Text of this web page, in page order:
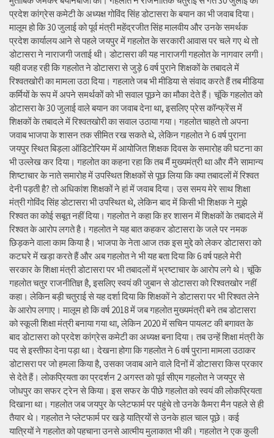
प्रदेश कांग्रेस कमेटी के अध्यक्ष गोविंद सिंह डोटासरा के बयान का भी जवाब दिया।
मालूम हो कि 30 जुलाई को पूर्व मंत्री महेंद्रजीत सिंह मालवीय और उनके समर्थक
प्रदेश कार्यालय आने से पहले जयपुर में गहलोत के सरकारी आवास पर चले गए थे तो
डोटासरा ने नाराजगी जताई थी। डोटासरा की यह नाराजगी गहलोत के नागवार लगी।
यही वजह रही कि गहलोत ने डोटासरा से जुड़े 6 वर्ष पुराने शिक्षकों के तबादले में
रिश्वतखोरी का मामला उठा दिया। गहलाते जब भी मीडिया से संवाद करते हैं तब मीडिया
कर्मियों के रूप में अपने समर्थकों को भी सवाल पूछने का मौका देते हैं। चूंकि गहलोत को
डोटासरा के 30 जुलाई वाले बयान का जवाब देना था, इसलिए प्रेस कॉन्फ्रेंस में
शिक्षकों के तबादले में रिश्वतखोरी का सवाल उठाया गया। गहलोत चाहते तो अपना
जवाब भाजपा के शासन तक सीमित रख सकते थे, लेकिन गहलोत ने 6 वर्ष पुराना
जयपुर स्थित बिड़ला ऑडिटोरियम में आयोजित शिक्षक दिवस के समारोह की घटना का
भी उल्लेख कर दिया। गहलोत का कहना रहा कि तब मैं मुख्यमंत्री था और मैंने सामान्य
शिष्टाचार के नाते समारोह में उपस्थित शिक्षकों से पूछ लिया कि क्या तबादलों में रिश्वत
देनी पड़ती है? तो अधिकांश शिक्षकों ने हां में जवाब दिया। उस समय मेरे साथ शिक्षा
मंत्री गोविंद सिंह डोटासरा भी उपस्थित थे, लेकिन बाद में किसी भी शिक्षक ने मुझे
रिश्वत का कोई सबूत नहीं दिया। गहलोत ने कहा कि हर शासन में शिक्षकों के तबादले में
रिश्वत के आरोप लगते है। गहलोत ने यह बात कहकर डोटासरा के जले पर नमक
छिड़कने वाला काम किया है। भाजपा के नेता आज तक इस मुद्दे को लेकर डोटासरा को
कटघरे में खड़ा करते हैं और अब गहलोत ने भी यह बता दिया कि 6 वर्ष पहले मेरी
सरकार के शिक्षा मंत्री डोटासरा पर भी तबादलों में भ्रष्टाचार के आरोप लगे थे। चूंकि
गहलोत चतुर राजनीतिज्ञ है, इसलिए स्वयं की जुबान से डोटासरा को रिश्वतखोर नहीं
कहा। लेकिन बड़ी चतुराई से यह दर्शा दिया कि शिक्षकों ने डोटासरा पर भी रिश्वत लेने
के आरोप लगाए। मालूम हो कि वर्ष 2018 में जब गहलोत मुख्यमंत्री बने तब डोटासरा
को स्कूली शिक्षा मंत्री बनाया गया था, लेकिन 2020 में सचिन पायलट की बगावत के
बाद डोटासरा को प्रदेश कांग्रेस कमेटी का अध्यक्ष बना दिया। तब उन्हें शिक्षा मंत्री के
पद से इस्तीफा देना पड़ा था। देखना होगा कि गहलोत ने 6 वर्ष पुराना मामला उठाकर
डोटासरा पर जो हमला किया है, उसका जवाब आने वाले दिनों में डोटासरा किस प्रकार
से देते हैं। लोकप्रियता का प्रदर्शन 2 अगस्त को पूर्व सीएम गहलोत ने जयपुर से
जोधपुर का सफर ट्रेन से किया। इस सफर के पीछे गहलोत को स्वयं की लोकप्रियता
दिखाना था। गहलोत जब जयपुर के प्लेटफार्म पर पहुंचे तो उनके कैमरा मैन पहले से ही
तैयार थे। गहलोत ने प्लेटफार्म पर खड़े यात्रियों से उनके हाल चाल पूछे। कई
यात्रियों ने गहलोत को पहचाना उनसे आत्मीय मुलाकात भी की। गहलोत ने एक कुली